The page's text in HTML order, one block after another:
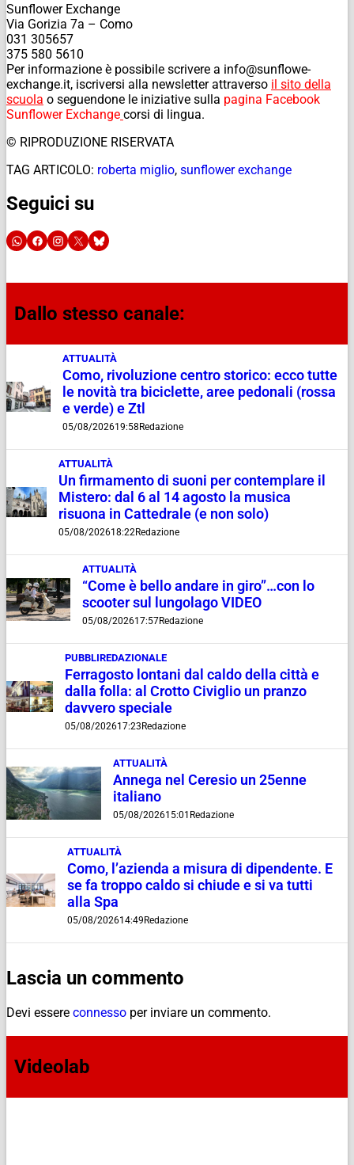
Sunflower Exchange
Via Gorizia 7a – Como
031 305657
375 580 5610
Per informazione è possibile scrivere a info@sunflowe-
exchange.it, iscriversi alla newsletter attraverso il sito della
scuola o seguendone le iniziative sulla pagina Facebook
Sunflower Exchange corsi di lingua.
© RIPRODUZIONE RISERVATA
TAG ARTICOLO: roberta miglio, sunflower exchange
Seguici su
Dallo stesso canale:
ATTUALITÀ
Como, rivoluzione centro storico: ecco tutte
le novità tra biciclette, aree pedonali (rossa
e verde) e Ztl
05/08/202619:58 Redazione
ATTUALITÀ
Un firmamento di suoni per contemplare il
Mistero: dal 6 al 14 agosto la musica
risuona in Cattedrale (e non solo)
05/08/202618:22Redazione
ATTUALITÀ
“Come è bello andare in giro”…con lo
scooter sul lungolago VIDEO
05/08/202617:57Redazione
PUBBLIREDAZIONALE
Ferragosto lontani dal caldo della città e
dalla folla: al Crotto Civiglio un pranzo
davvero speciale
05/08/202617:23 Redazione
ATTUALITÀ
Annega nel Ceresio un 25enne
italiano
05/08/202615:01 Redazione
ATTUALITÀ
Como, l’azienda a misura di dipendente. E
se fa troppo caldo si chiude e si va tutti
alla Spa
05/08/202614:49 Redazione
Lascia un commento
Devi essere connesso per inviare un commento.
Videolab